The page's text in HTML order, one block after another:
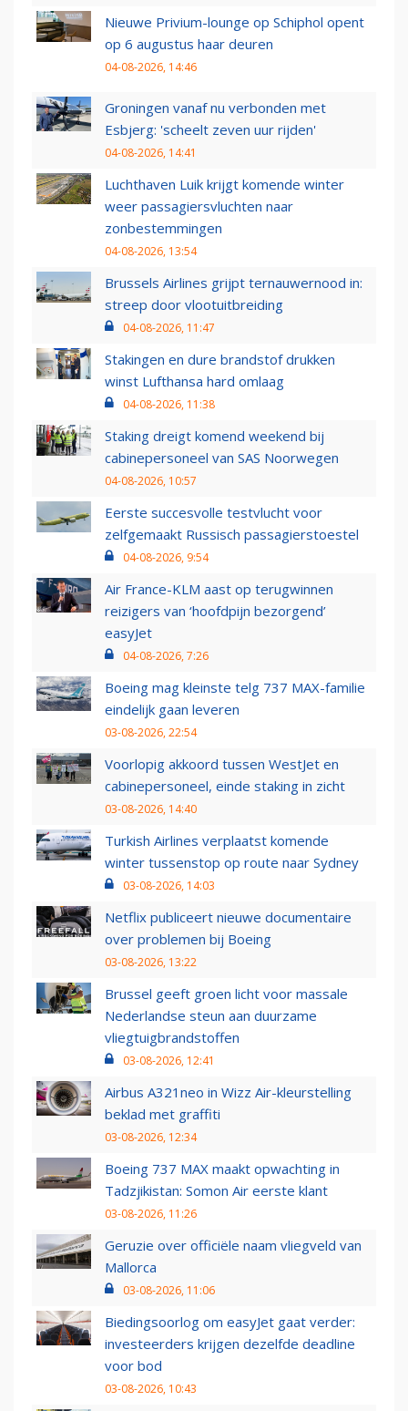
Nieuwe Privium-lounge op Schiphol opent
op 6 augustus haar deuren
04-08-2026, 14:46
Groningen vanaf nu verbonden met
Esbjerg: 'scheelt zeven uur rijden'
04-08-2026, 14:41
Luchthaven Luik krijgt komende winter
weer passagiersvluchten naar
zonbestemmingen
04-08-2026, 13:54
Brussels Airlines grijpt ternauwernood in:
streep door vlootuitbreiding
04-08-2026, 11:47
Stakingen en dure brandstof drukken
winst Lufthansa hard omlaag
04-08-2026, 11:38
Staking dreigt komend weekend bij
cabinepersoneel van SAS Noorwegen
04-08-2026, 10:57
Eerste succesvolle testvlucht voor
zelfgemaakt Russisch passagierstoestel
04-08-2026, 9:54
Air France-KLM aast op terugwinnen
reizigers van ‘hoofdpijn bezorgend’
easyJet
04-08-2026, 7:26
Boeing mag kleinste telg 737 MAX-familie
eindelijk gaan leveren
03-08-2026, 22:54
Voorlopig akkoord tussen WestJet en
cabinepersoneel, einde staking in zicht
03-08-2026, 14:40
Turkish Airlines verplaatst komende
winter tussenstop op route naar Sydney
03-08-2026, 14:03
Netflix publiceert nieuwe documentaire
over problemen bij Boeing
03-08-2026, 13:22
Brussel geeft groen licht voor massale
Nederlandse steun aan duurzame
vliegtuigbrandstoffen
03-08-2026, 12:41
Airbus A321neo in Wizz Air-kleurstelling
beklad met graffiti
03-08-2026, 12:34
Boeing 737 MAX maakt opwachting in
Tadzjikistan: Somon Air eerste klant
03-08-2026, 11:26
Geruzie over officiële naam vliegveld van
Mallorca
03-08-2026, 11:06
Biedingsoorlog om easyJet gaat verder:
investeerders krijgen dezelfde deadline
voor bod
03-08-2026, 10:43